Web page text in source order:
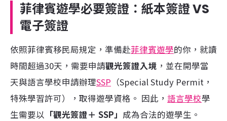
菲律賓遊學必要簽證：紙本簽證 VS
電子簽證
依照菲律賓移民局規定，準備赴菲律賓遊學的你，就讀
時間超過30天，需要申請觀光簽證入境 ，並在開學當
天與語言學校申請辦理SSP （Special Study Permit，
特殊學習許可），取得遊學資格。 因此， 語言學校學
生需要以 「觀光簽證＋ SSP」 成為合法的遊學生。